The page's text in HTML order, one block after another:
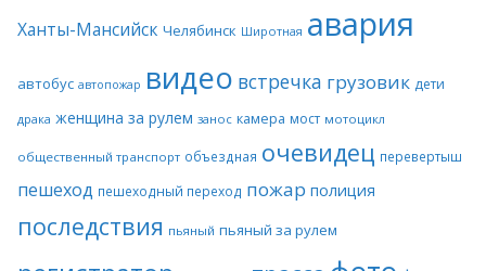
Ханты-Мансийск Челябинск Широтная авария
автобус автопожар видео встречка грузовик дети
драка женщина за рулем занос камера мост мотоцикл
общественный транспорт объездная очевидец перевертыш
пешеход пешеходный переход пожар полиция
последствия пьяный пьяный за рулем